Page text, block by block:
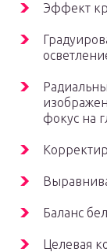
Эффект
фокус на
Баланс
Целевая